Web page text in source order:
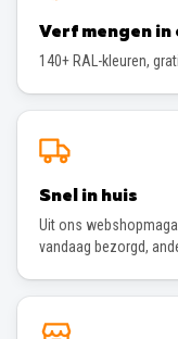
Verf mengen in
140+ RAL-kleuren,
Snel in huis
Uit ons
vandaag bezorgd,